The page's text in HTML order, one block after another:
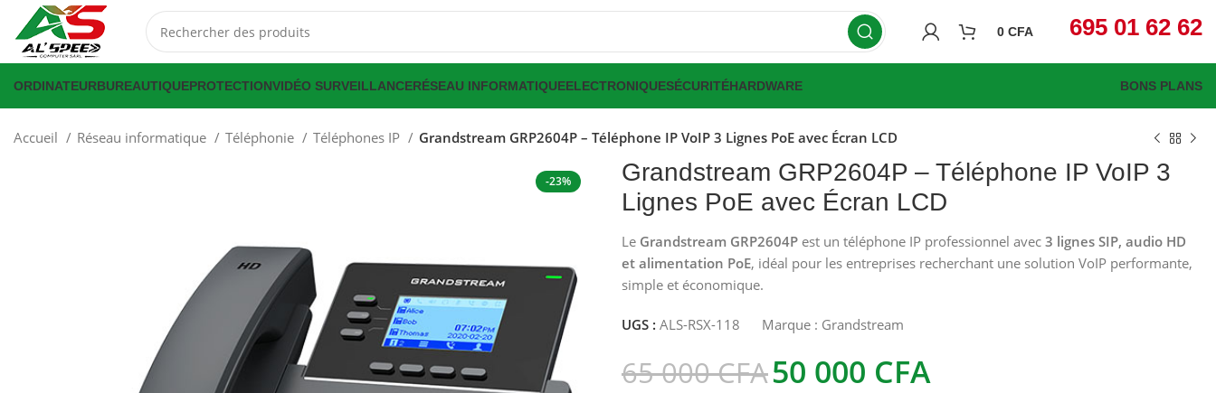
0 CFA 695 01 62 62
ORDINATEURBUREAUTIQUEPROTECTIONVIDÉO SURVEILLANCERÉSEAU INFORMATIQUEELECTRONIQUESÉCURITÉHARDWARE BONS PLANS
Accueil Réseau informatique Téléphonie Téléphones IP Grandstream GRP2604P – Téléphone IP VoIP 3 Lignes PoE avec Écran LCD
CFA
-23%
Grandstream GRP2604P – Téléphone IP VoIP 3
Lignes PoE avec Écran LCD
Le Grandstream GRP2604Pest un téléphone IP professionnel avec 3 lignes SIP, audio HD
et alimentation PoE, idéal pour les entreprises recherchant une solution VoIP performante,
simple et économique.
UGS : ALS-RSX-118 Marque : Grandstream
65 000CFA50 000 CFA